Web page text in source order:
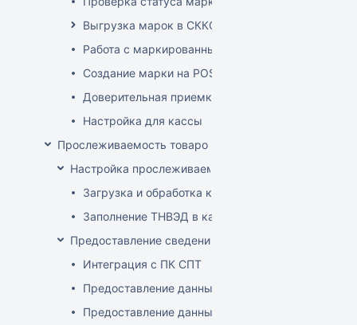
Выгрузка марок в СККО при реализации без
Работа с маркированным товаром на POS
Создание марки на POS
Доверительная приемка маркированного
Настройка для кассы
Прослеживаемость товаров
Настройка прослеживаемости
Загрузка и обработка кодов ТН ВЭД
Заполнение ТНВЭД в карточке товара
Предоставление сведений о прослеживаемых
Интеграция с ПК СПТ
Предоставление данных по остаткам
Предоставление данных о ввозе